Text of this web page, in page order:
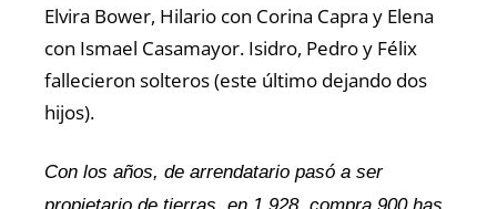
Elvira Bower, Hilario con Corina Capra y Elena
con Ismael Casamayor. Isidro, Pedro y Félix
fallecieron solteros (este último dejando dos
hijos).
Con los años, de arrendatario pasó a ser